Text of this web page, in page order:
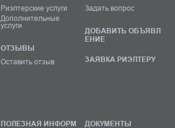
Риэлтерские услуги
Дополнительные
услуги
ОТЗЫВЫ
Оставить отзыв
Задать вопрос
ДОБАВИТЬ ОБЪЯВЛ
ЕНИЕ
ЗАЯВКА РИЭЛТЕРУ
ПОЛЕЗНАЯ ИНФОРМ
ДОКУМЕНТЫ